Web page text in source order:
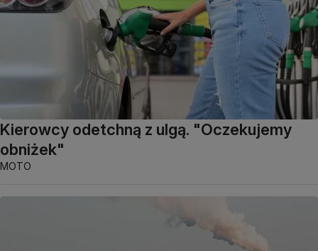
Kierowcy odetchną z ulgą. "Oczekujemy
obniżek"
MOTO